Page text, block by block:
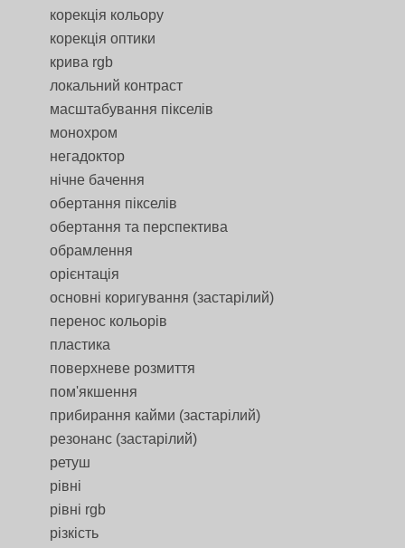
корекція кольору
корекція оптики
крива rgb
локальний контраст
масштабування пікселів
монохром
негадоктор
нічне бачення
обертання пікселів
обертання та перспектива
обрамлення
орієнтація
основні коригування (застарілий)
перенос кольорів
пластика
поверхневе розмиття
пом'якшення
прибирання кайми (застарілий)
резонанс (застарілий)
ретуш
рівні
рівні rgb
різкість